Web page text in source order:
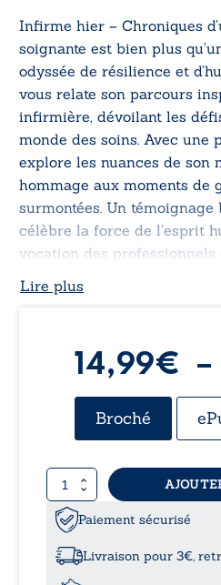
Infirme hier – Chroniques
soignante est bien plus
odyssée de résilience et
vous relate son parcours
infirmière, dévoilant les
monde des soins. Avec une
explore les nuances de son
hommage aux moments de
surmontées. Un
célèbre la force de l’esprit
vocation des professionnels
Lire plus
14,99€ –
Broché
quantité
de
Infirme
hier
Paiement sécurisé
Livraison pour 3€,